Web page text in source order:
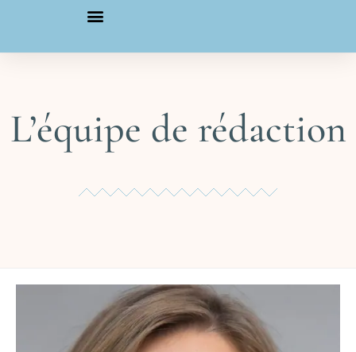
L’équipe de rédaction